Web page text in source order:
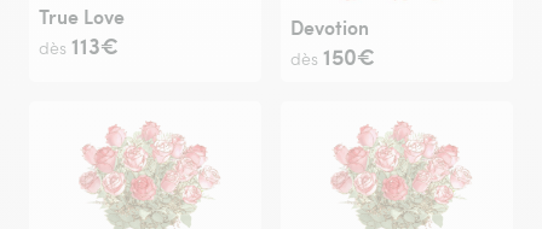
True Love
dès 113€
Devotion
dès 150€